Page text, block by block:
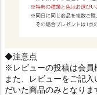
◆注意点
※レビューの投稿は会員
また、レビューをご記
だいた商品のみとなりま